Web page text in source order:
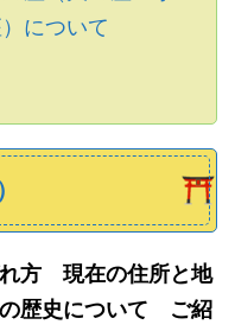
について
方 現在の住所と地
歴史について ご紹